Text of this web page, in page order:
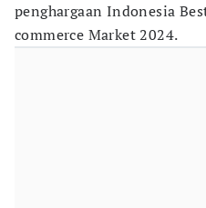
penghargaan Indonesia
commerce Market 2024.